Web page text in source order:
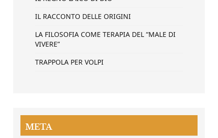
IL RACCONTO DELLE ORIGINI
LA FILOSOFIA COME TERAPIA DEL “MALE DI
VIVERE”
TRAPPOLA PER VOLPI
META